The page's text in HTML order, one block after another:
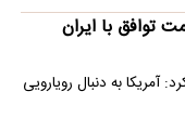
سمت توافق با ایران
آمریکا به دنبال رویارویی